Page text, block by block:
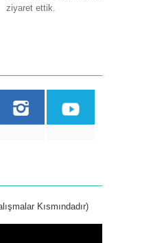
ziyaret ettik.
Kısmındadır)